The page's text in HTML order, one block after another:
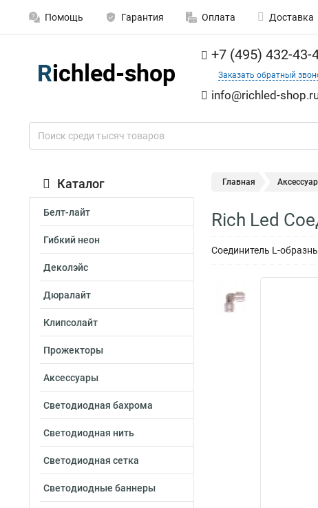
Помощь Гарантия Оплата Доставка
+7 (495) 432-43-
Заказать обратный
info@richled-
Каталог
Белт-лайт
Гибкий неон
Деколэйс
Дюралайт
Клипсолайт
Прожекторы
Аксессуары
Светодиодная бахрома
Светодиодная нить
Светодиодная сетка
Светодиодные баннеры
Главная
Rich Led
Соединитель L-